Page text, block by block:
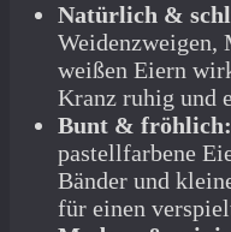
Natürlich &
Weidenzweigen,
weißen Eiern
Kranz ruhig und
Bunt & fröhlich:
pastellfarbene
Bänder und
für einen